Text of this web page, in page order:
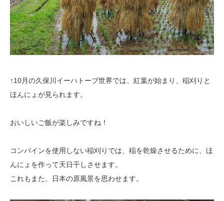
↑10月の久保川イーハトーブ世界では、紅葉が始まり、稲刈りと
ほんにょが見られます。
おいしいご飯が楽しみですね！
コンバインを使用しない稲刈りでは、稲を乾燥させるために、ほ
んにょを作って天日干しさせます。
これもまた、日本の原風景を思わせます。